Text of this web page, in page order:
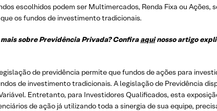
escolhidos podem ser Multimercados, Renda Fixa ou
os fundos de investimento tradicionais.
sobre Previdência Privada? Confiraaquinosso artigo
de previdência permite que fundos de ações para
de investimento tradicionais. A legislação de Previdência
Entretanto, para Investidores Qualificados, esta
de ação já utilizando toda a sinergia de sua equipe,